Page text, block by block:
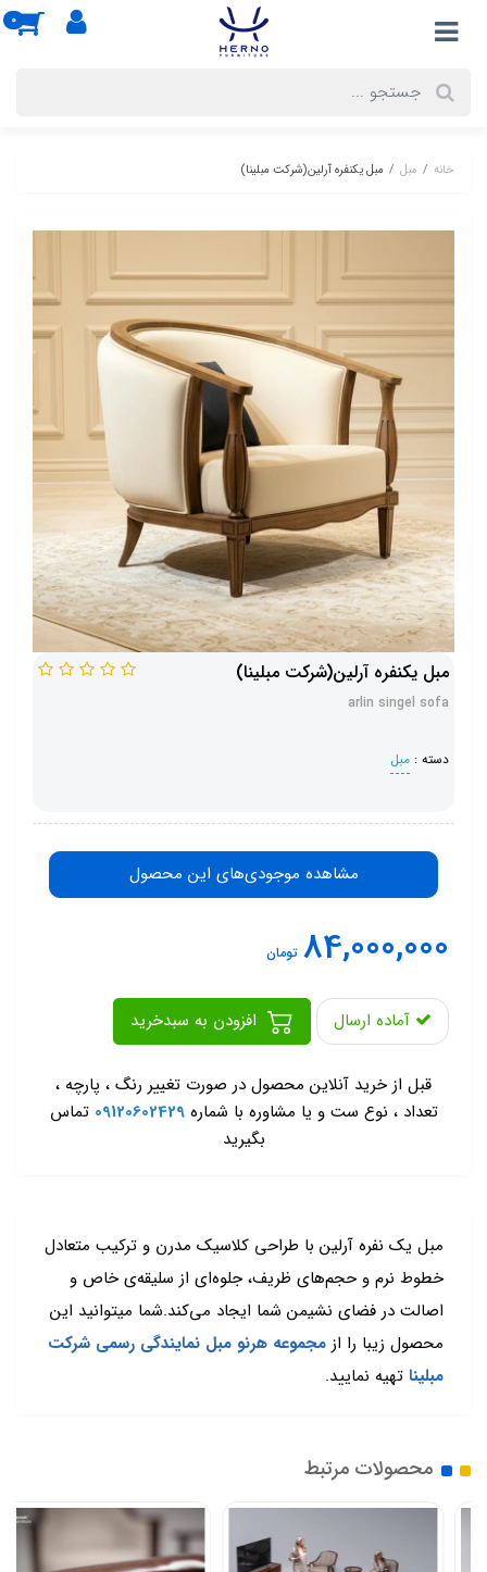
0
خانه مبل مبل یکنفره آرلین(شرکت مبلینا)
مبل یکنفره آرلین(شرکت مبلینا)
arlin singel sofa
دسته : مبل
مشاهده موجودی‌های این محصول
84,000,000 تومان
آماده ارسال
قبل از خرید آنلاین محصول در صورت تغییر رنگ ، پارچه ،
تعداد ، نوع ست و یا مشاوره با شماره09120602429 تماس
بگیرید
مبل یک نفره آرلین با طراحی کلاسیک مدرن و ترکیب متعادل
خطوط نرم و حجم‌های ظریف، جلوه‌ای از سلیقه‌ی خاص و
اصالت در فضای نشیمن شما ایجاد می‌کند.شما میتوانید این
محصول زیبا را از مجموعه هرنو مبل نمایندگی رسمی شرکت
مبلینا تهیه نمایید.
محصولات مرتبط